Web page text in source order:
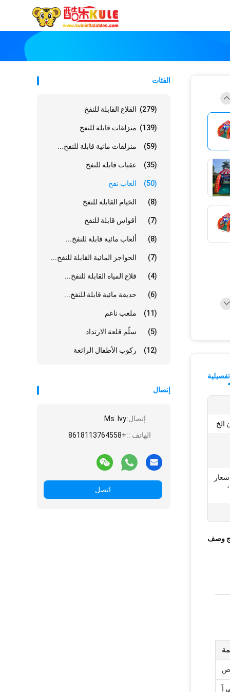
الفئات
القلاع القابلة للنفخ (279)
منزلقات قابلة للنفخ (139)
منزلقات مائية قابلة للنفخ... (59)
عقبات قابلة للنفخ (35)
العاب نفخ (50)
الخيام القابلة للنفخ (8)
أقواس قابلة للنفخ (7)
ألعاب مائية قابلة للنفخ... (8)
الحواجز المائية القابلة للنفخ... (7)
قلاع المياه القابلة للنفخ... (4)
حديقة مائية قابلة للنفخ... (6)
ملعب ناعم (11)
سلّم قلعة الارتداد (5)
ركوب الأطفال الرائعة (12)
إتصال
إتصال:Ms. Ivy
الهاتف ::+8618113764558
اتصل
الخ
وصف